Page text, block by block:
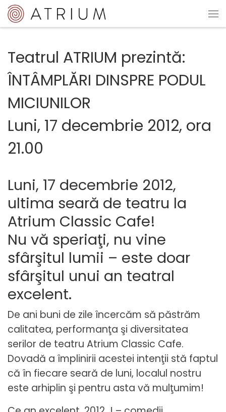
Sari la conținut
Teatrul ATRIUM prezintă:
ÎNTÂMPLĂRI DINSPRE PODUL
MICIUNILOR
Luni, 17 decembrie 2012, ora
21.00
Luni, 17 decembrie 2012,
ultima seară de teatru la
Atrium Classic Cafe!
Nu vă speriaţi, nu vine
sfârşitul lumii – este doar
sfârşitul unui an teatral
excelent.
De ani buni de zile încercăm să păstrăm
calitatea, performanţa şi diversitatea
serilor de teatru Atrium Classic Cafe.
Dovadă a împlinirii acestei intenţii stă faptul
că în fiecare seară de luni, localul nostru
este arhiplin şi pentru asta vă mulţumim!